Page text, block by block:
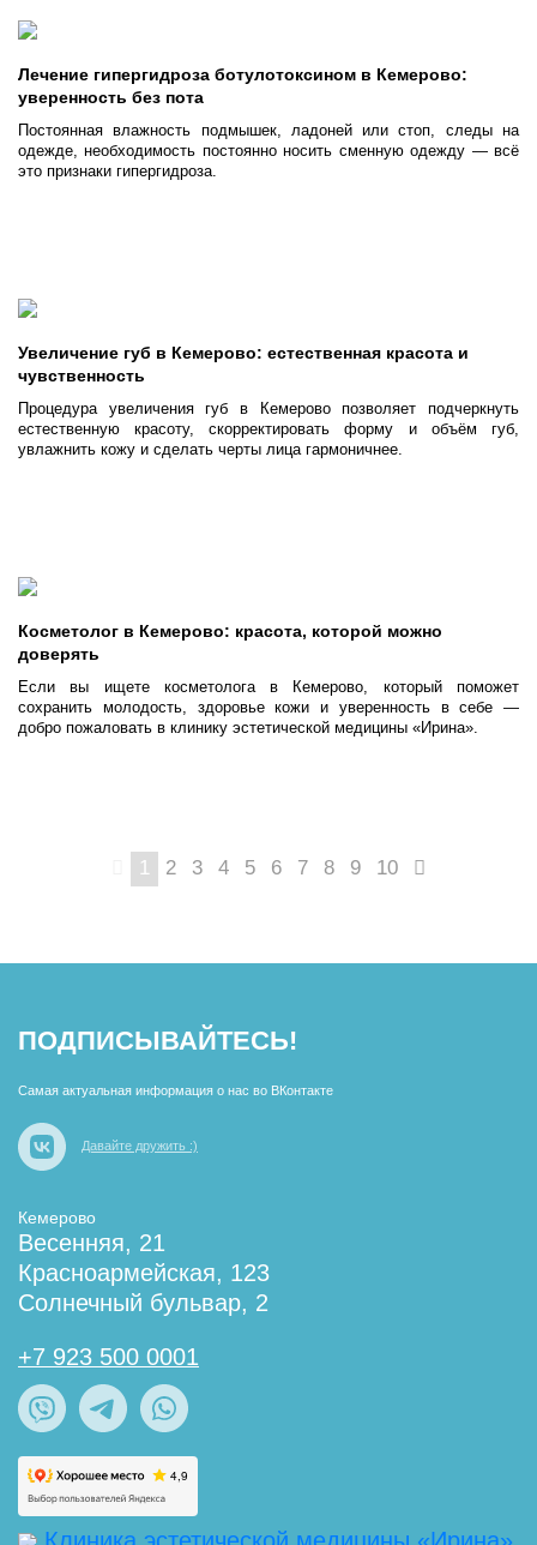
Лечение гипергидроза ботулотоксином в Кемерово:
уверенность без пота
Постоянная влажность подмышек, ладоней или стоп, следы на
одежде, необходимость постоянно носить сменную одежду — всё
это признаки гипергидроза.
Увеличение губ в Кемерово: естественная красота и
чувственность
Процедура увеличения губ в Кемерово позволяет подчеркнуть
естественную красоту, скорректировать форму и объём губ,
увлажнить кожу и сделать черты лица гармоничнее.
Косметолог в Кемерово: красота, которой можно
доверять
Если вы ищете косметолога в Кемерово, который поможет
сохранить молодость, здоровье кожи и уверенность в себе —
добро пожаловать в клинику эстетической медицины «Ирина».
1 2 3 4 5 6 7 8 9 10
ПОДПИСЫВАЙТЕСЬ!
Самая актуальная информация о нас во ВКонтакте
Давайте дружить :)
Кемерово
Весенняя, 21
Красноармейская, 123
Солнечный бульвар, 2
+7 923 500 0001